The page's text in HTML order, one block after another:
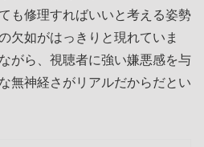
も修理すればいいと考える姿勢
欠如がはっきりと現れていま
がら、視聴者に強い嫌悪感を与
無神経さがリアルだからだとい